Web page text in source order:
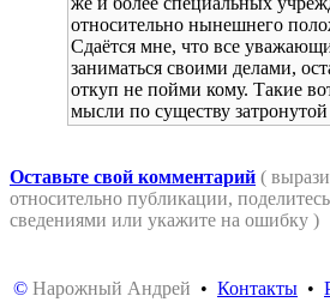
относительно нынешнего
Сдаётся мне, что все
заниматься своими делами,
откуп не пойми кому. Такие
мысли по существу
Оставьте свой комментарий (
относительно публикации,
сведениями или укажите на ошибку )
© Нарожный Андрей • Контакты •